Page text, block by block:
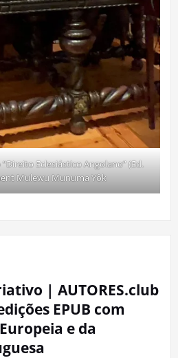
Eclesiástico Angolano” (Ed.
Mulewu Munuma Yôk
| AUTORES.club
EPUB com
e da